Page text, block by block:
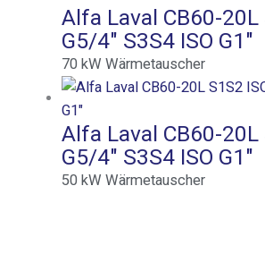
Alfa Laval CB60-20L
G5/4″ S3S4 ISO G1″
70 kW Wärmetauscher
Alfa Laval CB60-20L
G5/4″ S3S4 ISO G1″
50 kW Wärmetauscher